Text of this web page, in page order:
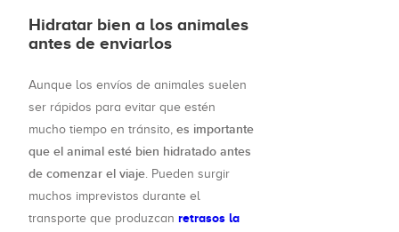
Hidratar bien a los animales
antes de enviarlos
Aunque los envíos de animales suelen
ser rápidos para evitar que estén
mucho tiempo en tránsito, es importante
que el animal esté bien hidratado antes
de comenzar el viaje. Pueden surgir
muchos imprevistos durante el
transporte que produzcan retrasos la